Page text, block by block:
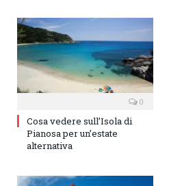
0
Cosa vedere sull’Isola di
Pianosa per un’estate
alternativa